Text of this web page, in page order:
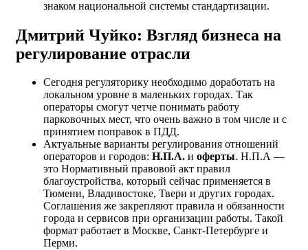
знаком национальной системы стандартизации.
Дмитрий Чуйко: Взгляд бизнеса на
регулирование отрасли
Сегодня регуляторику необходимо доработать на
локальном уровне в маленьких городах. Так
операторы смогут четче понимать работу
парковочных мест, что очень важно в том числе и с
принятием поправок в ПДД.
Актуальные варианты регулирования отношений
операторов и городов: Н.П.А. и оферты. Н.П.А —
это Нормативный правовой акт правил
благоустройства, который сейчас применяется в
Тюмени, Владивостоке, Твери и других городах.
Соглашения же закрепляют правила и обязанности
города и сервисов при организации работы. Такой
формат работает в Москве, Санкт-Петербурге и
Перми.